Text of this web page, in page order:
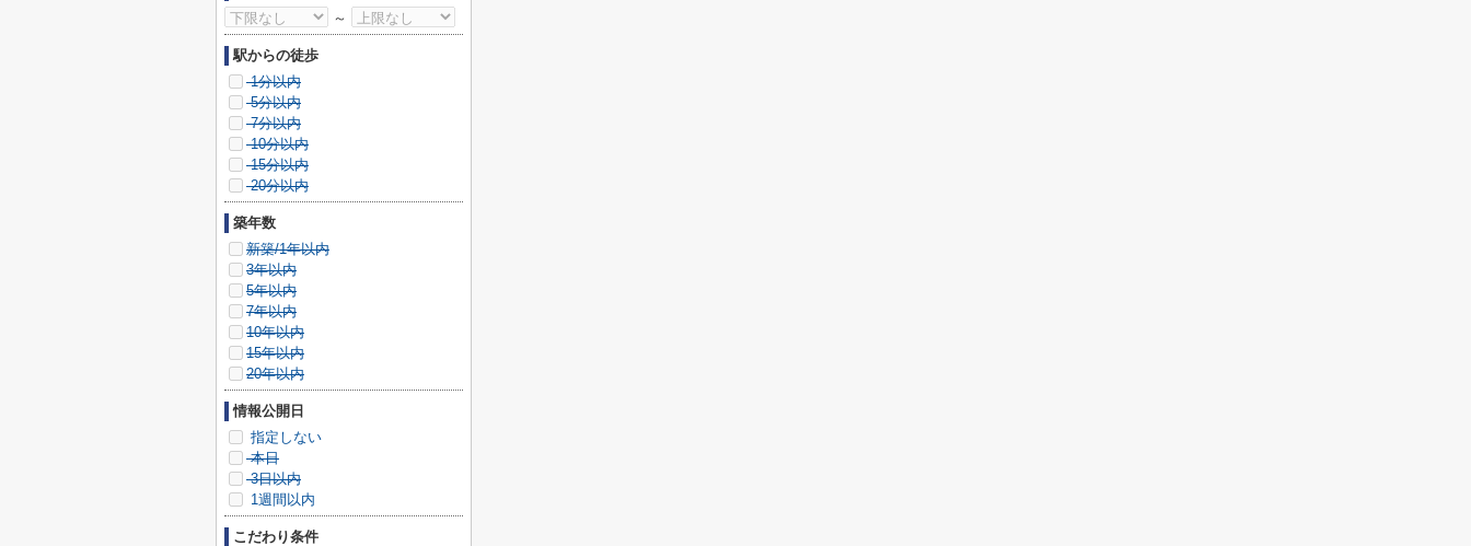
～
駅からの徒歩
1分以内
5分以内
7分以内
10分以内
15分以内
20分以内
築年数
新築/1年以内
3年以内
5年以内
7年以内
10年以内
15年以内
20年以内
情報公開日
指定しない
本日
3日以内
1週間以内
こだわり条件